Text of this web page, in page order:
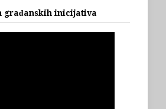
građanskih inicijativa